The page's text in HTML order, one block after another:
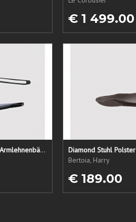
€ 1 499.00
LC1 Ersatzsitz + Rücken + Armlehnenbänder
Diamond Stuhl Polster
Bertoia, Harry
€ 189.00